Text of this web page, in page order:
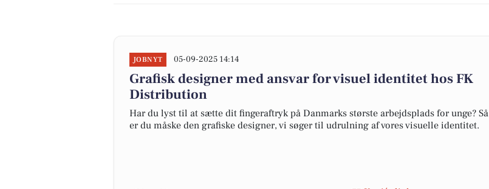
JOBNYT 05-09-2025 14:14
Grafisk designer med ansvar for visuel identitet hos FK
Distribution
Har du lyst til at sætte dit fingeraftryk på Danmarks største arbejdsplads for unge? Så
er du måske den grafiske designer, vi søger til udrulning af vores visuelle identitet.